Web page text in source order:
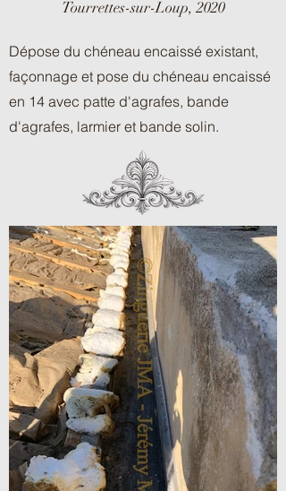
Tourrettes-sur-Loup, 2020
Dépose du chéneau encaissé existant,
façonnage et pose du chéneau encaissé
en 14 avec patte d'agrafes, bande
d'agrafes, larmier et bande solin.